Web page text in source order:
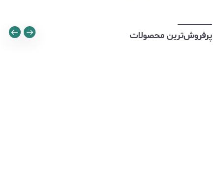
پرفروش‌ترین محصولات